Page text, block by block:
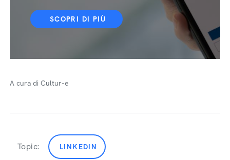
SCOPRI DI PIÙ
A cura di Cultur-e
Topic: LINKEDIN